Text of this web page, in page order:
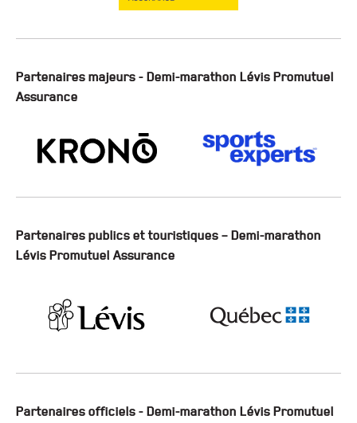
Partenaires majeurs - Demi-marathon Lévis Promutuel
Assurance
Partenaires publics et touristiques – Demi-marathon
Lévis Promutuel Assurance
Partenaires officiels - Demi-marathon Lévis Promutuel